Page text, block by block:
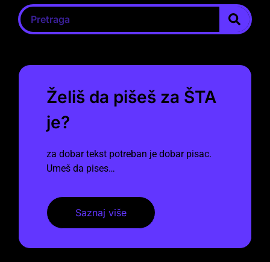
Želiš da pišeš za ŠTA
je?
za dobar tekst potreban je dobar pisac.
Umeš da pises…
Saznaj više